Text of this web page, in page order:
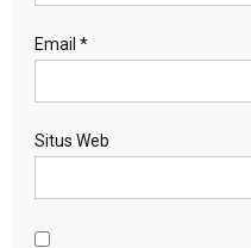
Email *
Situs Web